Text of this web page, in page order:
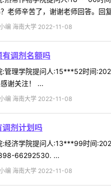
老师辛苦了，谢谢老师回答。回
编 海南大学 2022-11-08
调剂名额吗
:管理学院提问人:15***52时间
谢关注！ ...
编 海南大学 2022-11-08
剂计划吗
:经济学院提问人:13***99时间
66292530. ...
编 海南大学 2022-11-08